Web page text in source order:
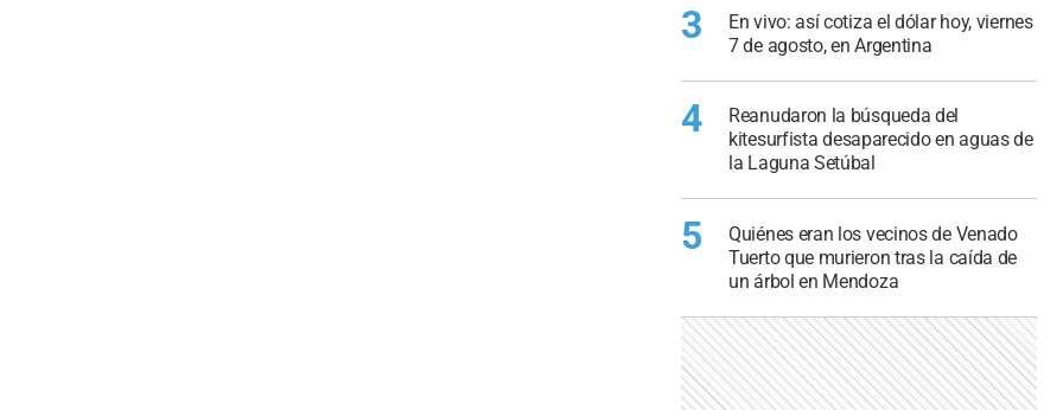
3
En vivo: así cotiza el dólar hoy, viernes
7 de agosto, en Argentina
4
Reanudaron la búsqueda del
kitesurfista desaparecido en aguas de
la Laguna Setúbal
5
Quiénes eran los vecinos de Venado
Tuerto que murieron tras la caída de
un árbol en Mendoza